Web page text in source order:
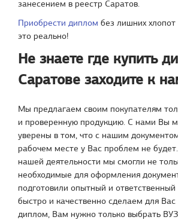
занесением в реестр Саратов.
Приобрести диплом без лишних
это реально!
Не знаете где купить
Саратове заходите к
Мы предлагаем своим покупателям
и проверенную продукцию. С нами Вы
уверены в том, что с нашим
рабочем месте у Вас проблем не
нашей деятельности мы смогли не
необходимые для оформления
подготовили опытный и
быстро и качественно сделаем для
диплом, Вам нужно только выбрать